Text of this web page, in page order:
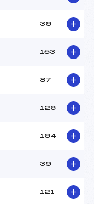
36
153
87
126
164
39
121